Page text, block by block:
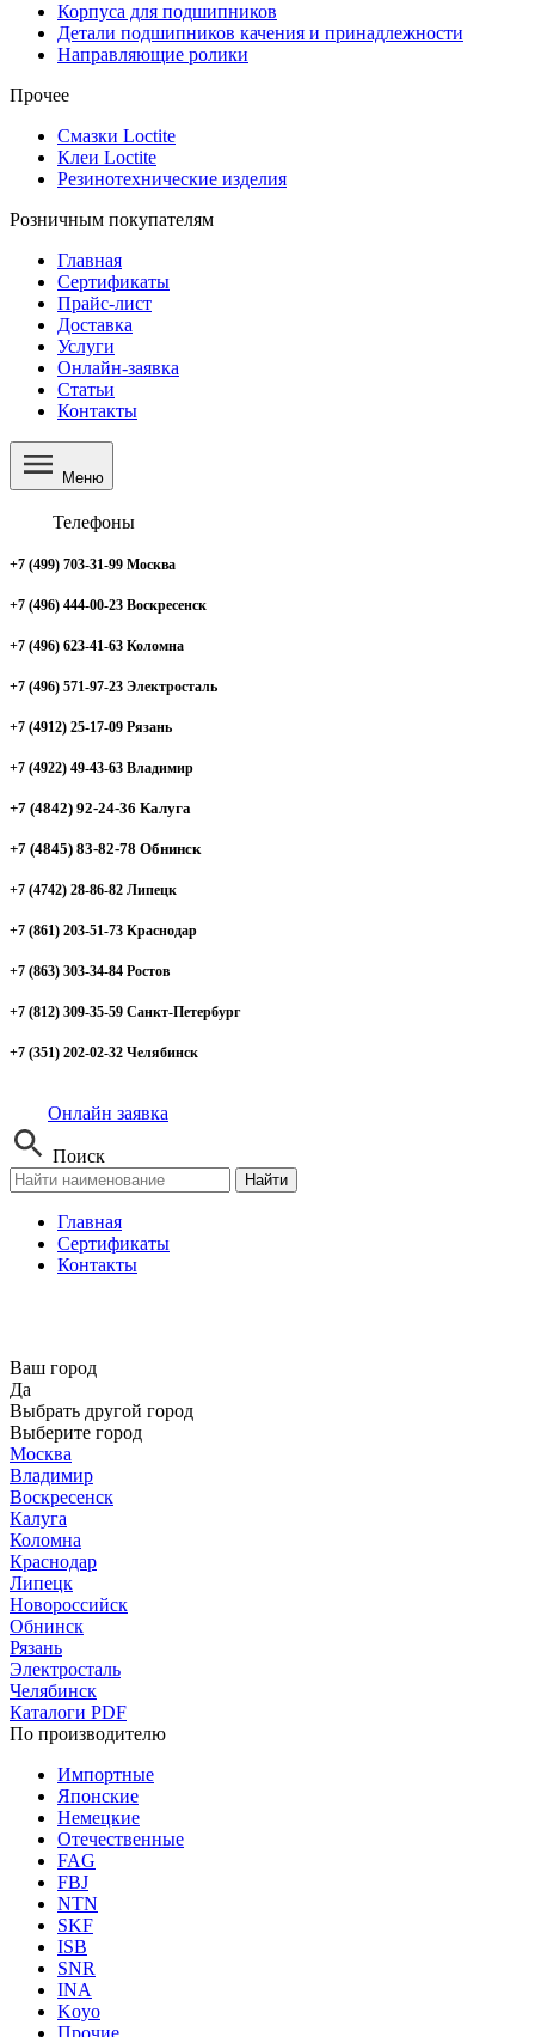
Корпуса для подшипников
Детали подшипников качения и принадлежности
Направляющие ролики
Прочее
Смазки Loctite
Клеи Loctite
Резинотехнические изделия
Розничным покупателям
Главная
Сертификаты
Прайс-лист
Доставка
Услуги
Онлайн-заявка
Статьи
Контакты
Меню
Телефоны
+7 (499) 703-31-99 Москва
+7 (496) 444-00-23 Воскресенск
+7 (496) 623-41-63 Коломна
+7 (496) 571-97-23 Электросталь
+7 (4912) 25-17-09 Рязань
+7 (4922) 49-43-63 Владимир
+7 (4842) 92-24-36 Калуга
+7 (4845) 83-82-78 Обнинск
+7 (4742) 28-86-82 Липецк
+7 (861) 203-51-73 Краснодар
+7 (863) 303-34-84 Ростов
+7 (812) 309-35-59 Санкт-Петербург
+7 (351) 202-02-32 Челябинск
Онлайн заявка
Поиск
Найти
Главная
Сертификаты
Контакты
Ваш город
Да
Выбрать другой город
Выберите город
Москва
Владимир
Воскресенск
Калуга
Коломна
Краснодар
Липецк
Новороссийск
Обнинск
Рязань
Электросталь
Челябинск
Каталоги PDF
По производителю
Импортные
Японские
Немецкие
Отечественные
FAG
FBJ
NTN
SKF
ISB
SNR
INA
Koyo
Прочие